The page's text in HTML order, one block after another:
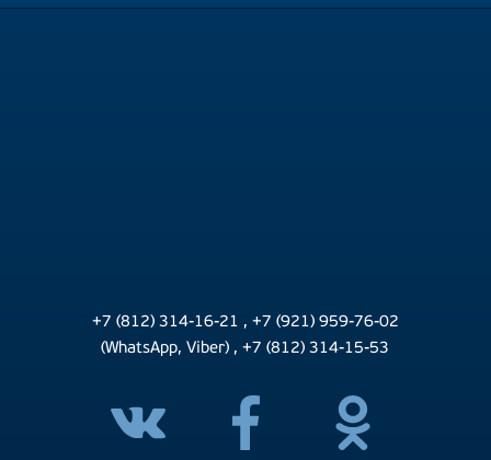
+7 (812) 314-16-21 , +7 (921) 959-76-02
(WhatsApp, Viber) ,+7 (812) 314-15-53